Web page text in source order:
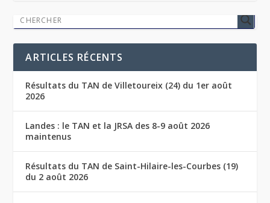
ARTICLES RÉCENTS
Résultats du TAN de Villetoureix (24) du 1er août
2026
Landes : le TAN et la JRSA des 8-9 août 2026
maintenus
Résultats du TAN de Saint-Hilaire-les-Courbes (19)
du 2 août 2026